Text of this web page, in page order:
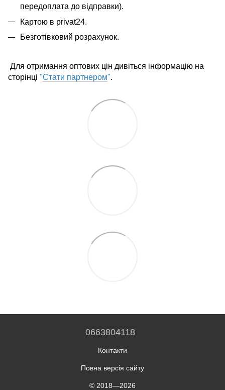
передоплата до відправки).
Картою в privat24.
Безготівковий розрахунок.
Для отримання оптових цін дивіться інформацію на
сторінці "Стати партнером".
0663804118
Контакти
Повна версія сайту
© 2018—2026